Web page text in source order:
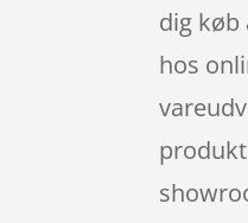
dig køb
hos